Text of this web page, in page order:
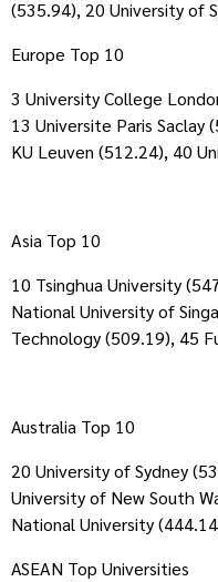
(535.94), 20 University of
Europe Top 10
3 University College
13 Universite Paris
KU Leuven (512.24), 40
Asia Top 10
10 Tsinghua University
National University of
Technology (509.19), 45
Australia Top 10
20 University of Sydney
University of New South
National University
ASEAN Top Universities